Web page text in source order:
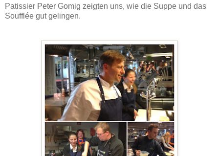
Patissier Peter Gomig zeigten uns, wie die Suppe und das
Soufflée gut gelingen.